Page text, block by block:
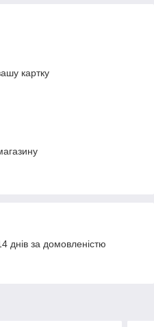
картку
днів за домовленістю